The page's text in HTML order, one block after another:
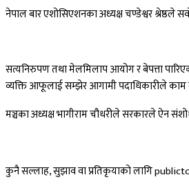
नेपाल बार एशोसिएशनका अध्यक्ष चण्डेश्वर श्रेष्ठले
सत्यनिरुपण तथा मेलमिलाप आयोग र बेपत्ता
व्यक्ति आफूलाई सम्झेर आगामी पदाधिकारीले काम
मञ्चका अध्यक्ष भागीराम चौधरीले सरकारले ऐन
कुनै सल्लाह, सुझाव वा प्रतिकृयाको लागि